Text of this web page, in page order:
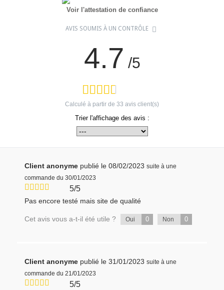
Voir l'attestation de confiance
AVIS SOUMIS À UN CONTRÔLE
4.7 /5
Calculé à partir de 33 avis client(s)
Trier l'affichage des avis :
Client anonyme publié le 08/02/2023 suite à une
commande du 30/01/2023
5/5
Pas encore testé mais site de qualité
Cet avis vous a-t-il été utile ? Oui 0 Non 0
Client anonyme publié le 31/01/2023 suite à une
commande du 21/01/2023
5/5